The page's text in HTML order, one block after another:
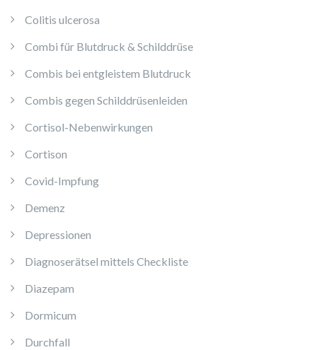
Colitis ulcerosa
Combi für Blutdruck & Schilddrüse
Combis bei entgleistem Blutdruck
Combis gegen Schilddrüsenleiden
Cortisol-Nebenwirkungen
Cortison
Covid-Impfung
Demenz
Depressionen
Diagnoserätsel mittels Checkliste
Diazepam
Dormicum
Durchfall